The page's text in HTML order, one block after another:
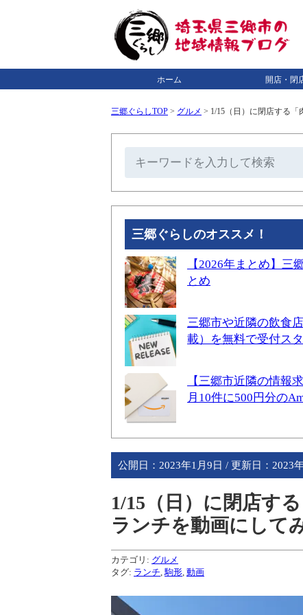
ホーム 開店・閉
三郷ぐらしTOP > グルメ > 1/15（日）に閉店する「
三郷ぐらしのオススメ！
【2026年まとめ】
とめ
三郷市や近隣の飲食
載）を無料で受付スタ
【三郷市近隣の情報
月10件に500円分の
公開日： 2023年1月9日 / 更新日： 2023
1/15（日）に閉店す
ランチを動画にして
カテゴリ: グルメ
タグ: ランチ 駒形 動画